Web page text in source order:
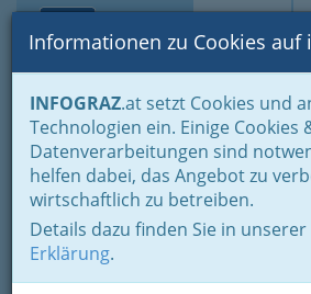
Suche
Informationen zu Cookies auf
INFOGRAZ.at setzt Cookies und
Technologien ein. Einige Cookies
Datenverarbeitungen sind
helfen dabei, das Angebot zu
wirtschaftlich zu betreiben.
Details dazu finden Sie in unserer
Erklärung.
Home Lebens-Guide Jugend
Österreichische
Berufsinformation
Die Österreichische